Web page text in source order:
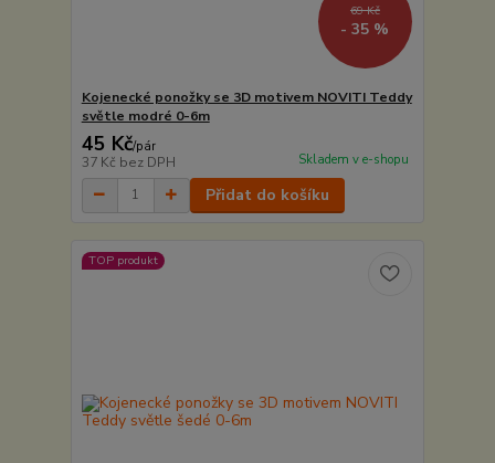
69 Kč
- 35 %
Kojenecké ponožky se 3D motivem NOVITI Teddy
světle modré 0-6m
45 Kč/pár
37 Kč bez DPH Skladem v e-shopu
Přidat do košíku
TOP produkt